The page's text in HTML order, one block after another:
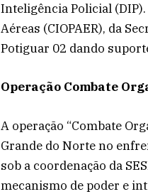
Inteligência Policial
Aéreas (CIOPAER), da
Potiguar 02 dando
Operação Combate
A operação “Combate
Grande do Norte no
sob a coordenação da
mecanismo de poder e